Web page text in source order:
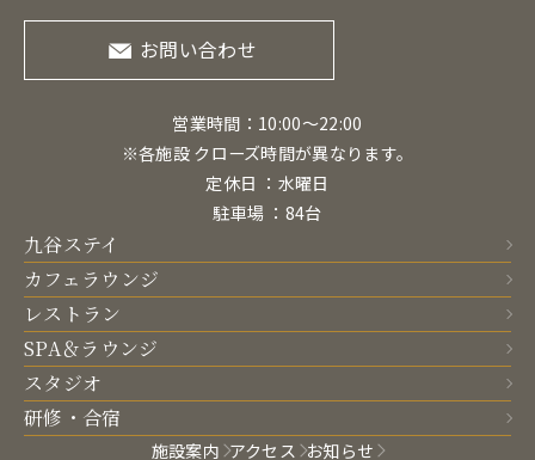
お問い合わせ
営業時間：10:00〜22:00
※各施設 クローズ時間が異なります。
定休日 ：水曜日
駐車場 ：84台
九谷ステイ
カフェラウンジ
レストラン
SPA＆ラウンジ
スタジオ
研修・合宿
施設案内 アクセス お知らせ